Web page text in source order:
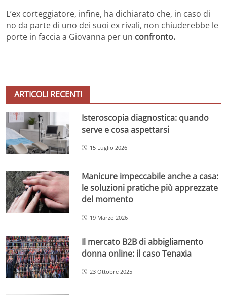
L’ex corteggiatore, infine, ha dichiarato che, in caso di
no da parte di uno dei suoi ex rivali, non chiuderebbe le
porte in faccia a Giovanna per un confronto.
ARTICOLI RECENTI
Isteroscopia diagnostica: quando
serve e cosa aspettarsi
15 Luglio 2026
Manicure impeccabile anche a casa:
le soluzioni pratiche più apprezzate
del momento
19 Marzo 2026
Il mercato B2B di abbigliamento
donna online: il caso Tenaxia
23 Ottobre 2025